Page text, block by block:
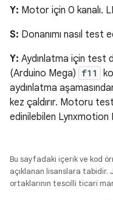
Y: Motor için 0 kanalı.
S: Donanımı nasıl test
Y: Aydınlatma için test
(Arduino Mega) f11
aydınlatma
kez çaldırır. Motoru
edinilebilen Lynxmotion
Bu sayfadaki içerik ve kod
açıklanan lisanslara tabidir.
ortaklarının tescilli ticari